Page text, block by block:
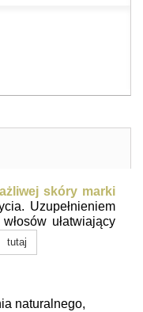
skóry marki
Uzupełnieniem
ułatwiający
tutaj
naturalnego,